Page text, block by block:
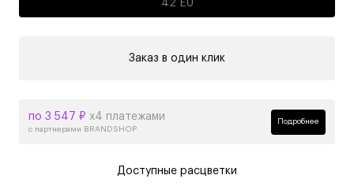
42 EU
Заказ в один клик
по 3 547 ₽ х4 платежами
с партнерами BRANDSHOP
Подробнее
Доступные расцветки